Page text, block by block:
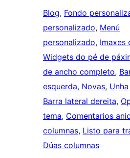
Blog, Fondo
personalizado, Menú
personalizado, Imaxes
Widgets do pé de
de ancho completo,
esquerda, Novas,
Barra lateral dereita,
tema, Comentarios
columnas, Listo para
Dúas columnas